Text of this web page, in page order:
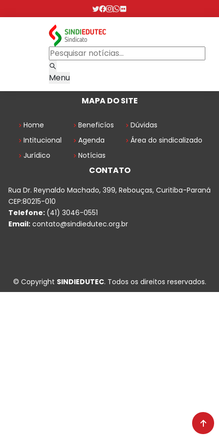
Menu
MAPA DO SITE
Home
Intitucional
Jurídico
Beneficíos
Agenda
Notícias
Dúvidas
Área do sindicalizado
CONTATO
Rua Dr. Reynaldo Machado, 399, Rebouças, Curitiba-Paraná
CEP:80215-010
Telefone: (41) 3046-0551
Email: contato@sindiedutec.org.br
© Copyright SINDIEDUTEC. Todos os direitos reservados.